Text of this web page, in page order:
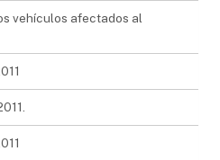
vehículos afectados al